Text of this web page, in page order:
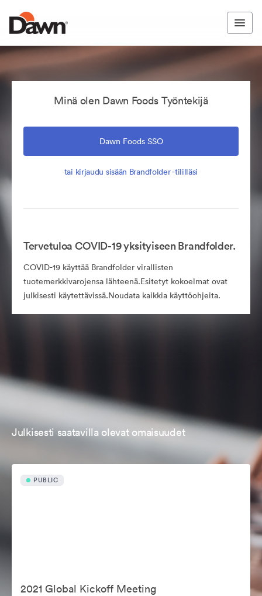
Minä olen Dawn Foods Työntekijä
Dawn Foods SSO
tai kirjaudu sisään Brandfolder -tililläsi
Tervetuloa COVID-19 yksityiseen Brandfolder.
COVID-19 käyttää Brandfolder virallisten
tuotemerkkivarojensa lähteenä.Esitetyt kokoelmat ovat
julkisesti käytettävissä.Noudata kaikkia käyttöohjeita.
Julkisesti saatavilla olevat omaisuudet
PUBLIC
2021 Global Kickoff Meeting